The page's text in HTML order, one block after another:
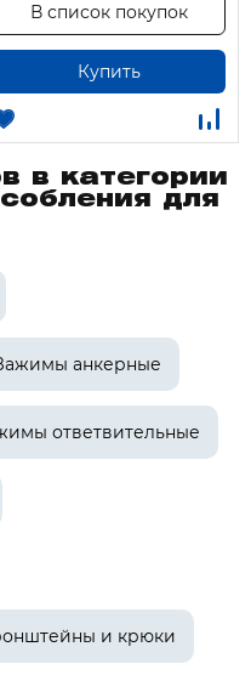
Купить
В список покупок
в категории
для
анкерные
ответвительные
и крюки